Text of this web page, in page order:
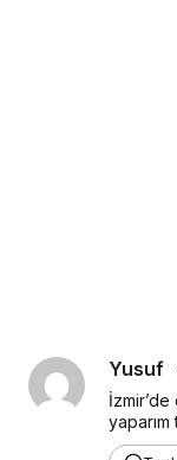
Yusuf